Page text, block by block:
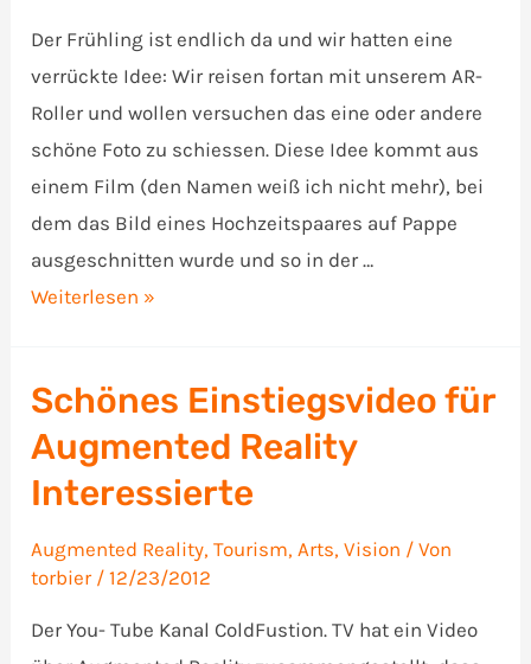
Der Frühling ist endlich da und wir hatten eine
verrückte Idee: Wir reisen fortan mit unserem AR-
Roller und wollen versuchen das eine oder andere
schöne Foto zu schiessen. Diese Idee kommt aus
einem Film (den Namen weiß ich nicht mehr), bei
dem das Bild eines Hochzeitspaares auf Pappe
ausgeschnitten wurde und so in der …
AR
Weiterlesen »
Schönes Einstiegsvideo für
Augmented Reality
Interessierte
Augmented Reality,Tourism, Arts,Vision / Von
torbier /12/23/2012
Der You- Tube Kanal ColdFustion. TV hat ein Video